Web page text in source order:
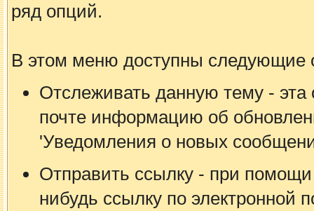
ряд опций.
В этом меню доступны следующие
Отслеживать данную тему - эта
почте информацию об
'Уведомления о новых
Отправить ссылку - при
нибудь ссылку по электронной